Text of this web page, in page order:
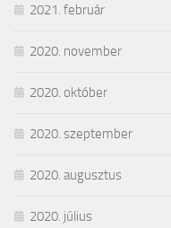
2021. február
2020. november
2020. október
2020. szeptember
2020. augusztus
2020. július